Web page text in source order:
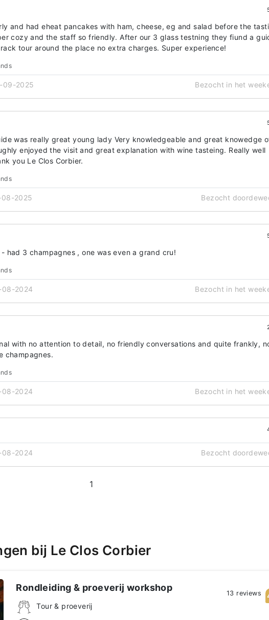
and had eheat pancakes with ham, cheese, eg and salad before the
cozy and the staff so friendly. After our 3 glass testning they fiund a
tour around the place no extra charges. Super experience!
09-2025 Bezocht in het
was really great young lady Very knowledgeable and great knowedge
enjoyed the visit and great explanation with wine tasteing. Really well
you Le Clos Corbier.
08-2025 Bezocht
had 3 champagnes , one was even a grand cru!
08-2024 Bezocht in het
with no attention to detail, no friendly conversations and quite frankly,
champagnes.
08-2024 Bezocht in het
08-2024 Bezocht
1
bij Le Clos Corbier
Rondleiding & proeverij workshop
Tour & proeverij
13 reviews